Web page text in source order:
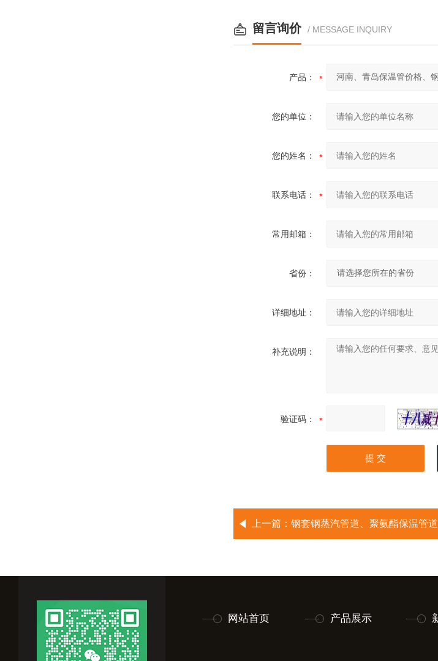
留言询价 / MESSAGE INQUIRY
产品：
您的单位：
您的姓名：
联系电话：
常用邮箱：
省份：
详细地址：
补充说明：
验证码：
上一篇： 钢套钢蒸汽管道、聚氨酯保温管
网站首页 产品展示